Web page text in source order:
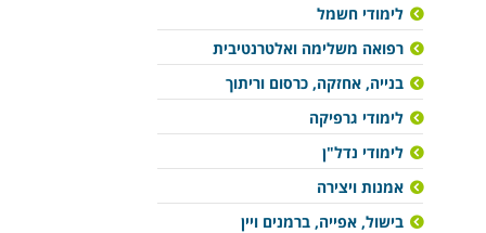
לימודי חשמל
רפואה משלימה ואלטרנטיבית
בנייה, אחזקה, כרסום וריתוך
לימודי גרפיקה
לימודי נדל"ן
אמנות ויצירה
בישול, אפייה, ברמנים ויין